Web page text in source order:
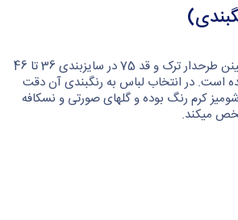
شومیز گلبو با جنس لینن طرحدار ترک و قد 75 در سایزبندی 36 تا 46
است. در انتخاب لباس به رنگبندی آن دقت
شومیز کرم رنگ بوده و گلهای صورتی و نسکافه
میکند.